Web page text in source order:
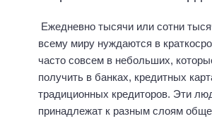
Ежедневно тысячи или сотни
всему миру нуждаются в
часто совсем в небольших,
получить в банках, кредитных
традиционных кредиторов. Эти
принадлежат к разным слоям